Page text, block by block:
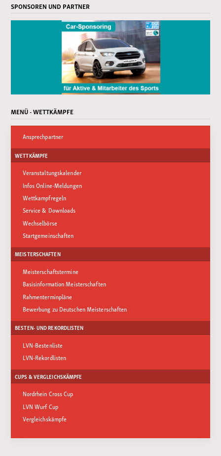
SPONSOREN UND PARTNER
MENÜ - WETTKÄMPFE
Ansprechpartner
WETTKÄMPFE
Veranstaltungskalender
Infos Online-Meldungen
Wettkampfregeln
Service & Downloads
Wechselbörse
Startgemeinschaften
MEISTERSCHAFTEN
Meisterschaftstermine
Basisinformation Meisterschaften
Rahmenterminpläne
Bewerbung zu Deutschen Meisterschaften
BESTEN- UND REKORDLISTEN
LVN-Bestenliste
LVN-Rekordlisten
CUPS & VERGLEICHSKÄMPFE
Nordrhein Cross Cup
LVN Wurf Cup
Vergleichskämpfe